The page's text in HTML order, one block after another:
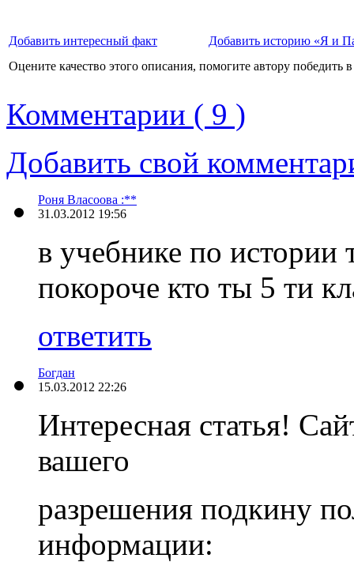
Добавить интересный факт
Добавить историю «Я и
Оцените качество этого описания, помогите автору победить
Комментарии ( 9 )
Добавить свой
Роня Власоова :**
31.03.2012 19:56
в учебнике по истории
покороче кто ты 5 ти
ответить
Богдан
15.03.2012 22:26
Интересная статья!
вашего
разрешения подкину
информации: